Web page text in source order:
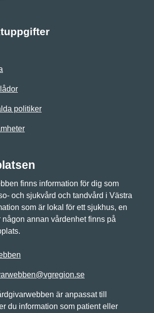
politiker
finns information för dig som
och sjukvård och tandvård i Västra
som är lokal för ett sjukhus, en
annan vårdenhet finns på
är anpassat till
du information som patient eller